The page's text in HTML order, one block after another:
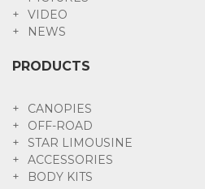
VIDEO
NEWS
PRODUCTS
CANOPIES
OFF-ROAD
STAR LIMOUSINE
ACCESSORIES
BODY KITS